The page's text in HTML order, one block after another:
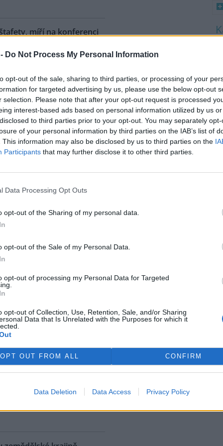
Do Not Process My Personal Information
opt-out of the sale, sharing to third parties, or processing of your
for targeted advertising by us, please use the below opt-out
selection. Please note that after your opt-out request is processed
interest-based ads based on personal information utilized by us
to third parties prior to your opt-out. You may separately
of your personal information by third parties on the IAB’s list of
This information may also be disclosed by us to third parties on the
Participants that may further disclose it to other third parties.
Data Processing Opt Outs
opt-out of the Sharing of my personal data.
opt-out of the Sale of my Personal Data.
opt-out of processing my Personal Data for Targeted
opt-out of Collection, Use, Retention, Sale, and/or Sharing
Data that Is Unrelated with the Purposes for which it
OPT OUT FROM ALL CONFIRM
Data Deletion Data Access Privacy Policy
míří na konferenci
cyklistické štafety COP
Účastníci vyrazili z
Belému, kde se konala
konference smluvních
národů (OSN) o změně
se v listopadu uskuteční 31.
konferencideset návrhůna
necelé tři dny. Včera
hl. m. Prahy Jana
velká ropná skvrna z
přírodní rezervaci v
v jejíž blízkosti se rozšířila
níž panuje podezření, že
na sdělení
nevládní organizace
řeky minimální průtoky
)
srážek je téměř ve
jihočeských řekách historicky
v rovinatých oblastech,